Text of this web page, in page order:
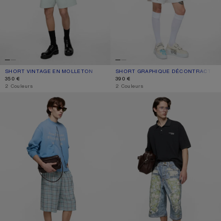
SHORT VINTAGE EN MOLLETON
COULEUR ACTUELLE: MENTHE PÂLE
PRIX : 350 €.
350 €
,2 Couleurs
SHORT GRAPHIQUE DÉCONTRACTÉ
COULEUR ACTUELLE: BLANC
PRIX : 390 €.
390 €
,2 Couleurs
SHORT DÉCONTRACTÉ EN FLANELLE À CARREAUXSHORT EN DENIM IMPRESSION